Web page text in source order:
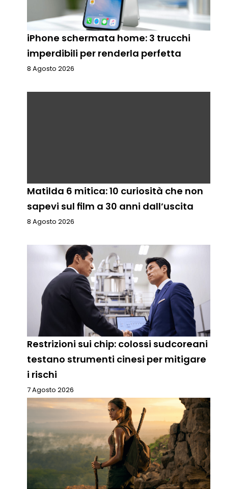
iPhone schermata home: 3 trucchi
imperdibili per renderla perfetta
8 Agosto 2026
Matilda 6 mitica: 10 curiosità che non
sapevi sul film a 30 anni dall’uscita
8 Agosto 2026
Restrizioni sui chip: colossi sudcoreani
testano strumenti cinesi per mitigare
i rischi
7 Agosto 2026